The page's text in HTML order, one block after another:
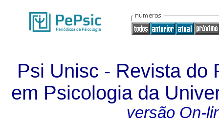
Psi Unisc - Revista do
em Psicologia da
versão On-